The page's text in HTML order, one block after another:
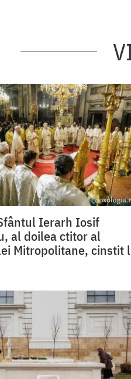
Ierarh Iosif
al doilea ctitor al
Mitropolitane, cinstit